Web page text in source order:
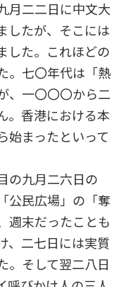
月二二日に中文大
したが、そこには
した。これほどの
。七〇年代は「熱
、一〇〇〇から二
。香港における本
始まったといって
の九月二六日の
公民広場」の「奪
週末だったことも
、二七日には実質
。そして翌二八日